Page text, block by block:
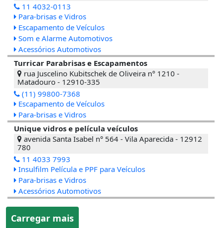
11 4032-0113
Para-brisas e Vidros
Escapamento de Veículos
Som e Alarme Automotivos
Acessórios Automotivos
Turricar Parabrisas e Escapamentos
rua Juscelino Kubitschek de Oliveira n° 1210 -
Matadouro - 12910-335
(11) 99800-7368
Escapamento de Veículos
Para-brisas e Vidros
Unique vidros e película veículos
avenida Santa Isabel n° 564 - Vila Aparecida - 12912
780
11 4033 7993
Insulfilm Película e PPF para Veículos
Para-brisas e Vidros
Acessórios Automotivos
Carregar mais